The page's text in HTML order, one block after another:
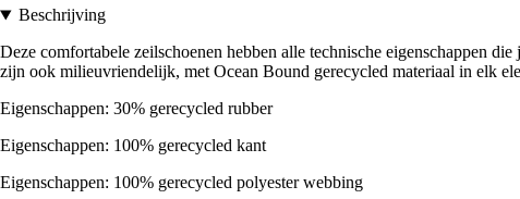
Beschrijving
Deze comfortabele zeilschoenen hebben alle technische eigenschappen
zijn ook milieuvriendelijk, met Ocean Bound gerecycled materiaal in elk
Eigenschappen: 30% gerecycled rubber
Eigenschappen: 100% gerecycled kant
Eigenschappen: 100% gerecycled polyester webbing